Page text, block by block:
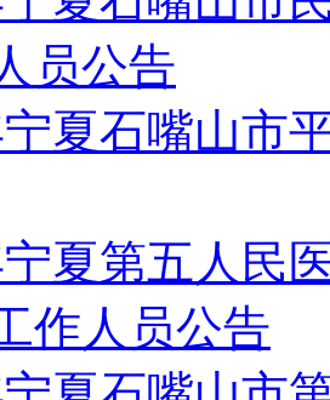
员公告
夏石嘴山市
夏第五人民
作人员公告